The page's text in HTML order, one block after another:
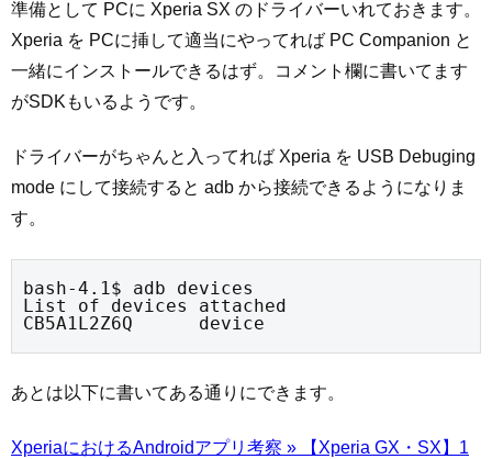
準備として PCに Xperia SX のドライバーいれておきます。
Xperia を PCに挿して適当にやってれば PC Companion と
一緒にインストールできるはず。コメント欄に書いてます
がSDKもいるようです。
ドライバーがちゃんと入ってれば Xperia を USB Debuging
mode にして接続すると adb から接続できるようになりま
す。
bash-4.1$ adb devices
List of devices attached
CB5A1L2Z6Q      device
あとは以下に書いてある通りにできます。
XperiaにおけるAndroidアプリ考察 » 【Xperia GX・SX】1